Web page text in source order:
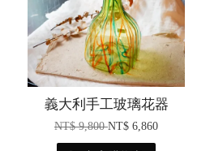
義大利手工玻璃花器
NT$ 9,800NT$ 6,860